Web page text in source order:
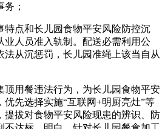
；
点和长儿园食物平安风险防控沉
业人员准入轨制。配送必需利用公
法从沉惩罚，长儿园准绳上该当自从
用餐违法行为，为长儿园食物平安
优先选择实施“互联网+明厨亮灶”等
提拔对食物平安风险现患的辨识、防